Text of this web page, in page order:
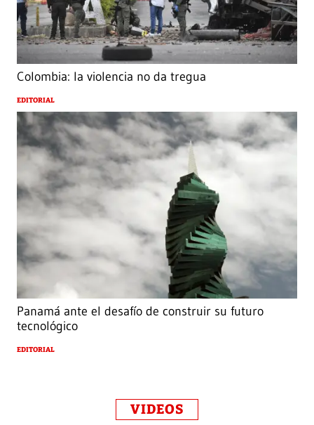
Colombia: la violencia no da tregua
EDITORIAL
Panamá ante el desafío de construir su futuro
tecnológico
EDITORIAL
VIDEOS